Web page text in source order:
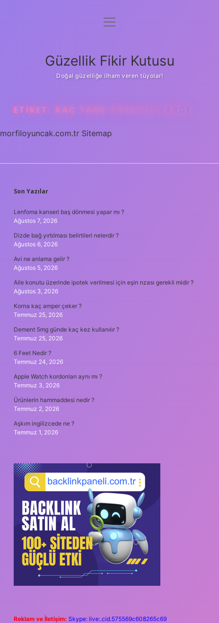
Anasayfa
Yasal Uyarı
menüyü
Güzellik Fikir Kutusu
Doğal güzelliğe ilham veren tüyolar!
ETIKET: KAÇ TANE FIRAVUN VARDI
morfiloyuncak.com.tr Sitemap
SIDEBAR
Son Yazılar
Lenfoma kanseri baş dönmesi yapar mı ?
Ağustos 7, 2026
Dizde bağ yırtılması belirtileri nelerdir ?
Ağustos 6, 2026
Avi ne anlama gelir ?
Ağustos 5, 2026
Aile konutu üzerinde ipotek verilmesi için eşin rızası gerekli midir ?
Ağustos 3, 2026
Korna kaç amper çeker ?
Temmuz 25, 2026
Dement 5mg günde kaç kez kullanılır ?
Temmuz 25, 2026
6 Feet Nedir ?
Temmuz 24, 2026
Apple Watch kordonları aynı mı ?
Temmuz 3, 2026
Ürünlerin hammaddesi nedir ?
Temmuz 2, 2026
Aşkım ingilizcede ne ?
Temmuz 1, 2026
Reklam ve İletişim: Skype: live:.cid.575569c608265c69